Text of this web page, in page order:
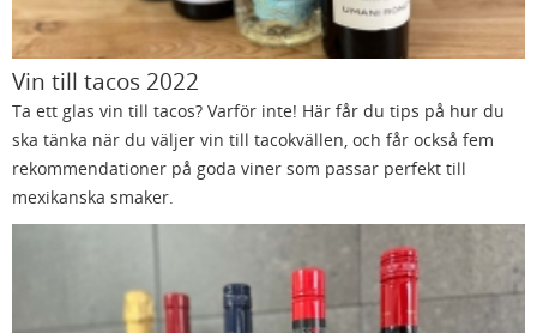
Vin till tacos 2022
Ta ett glas vin till tacos? Varför inte! Här får du tips på hur du
ska tänka när du väljer vin till tacokvällen, och får också fem
rekommendationer på goda viner som passar perfekt till
mexikanska smaker.